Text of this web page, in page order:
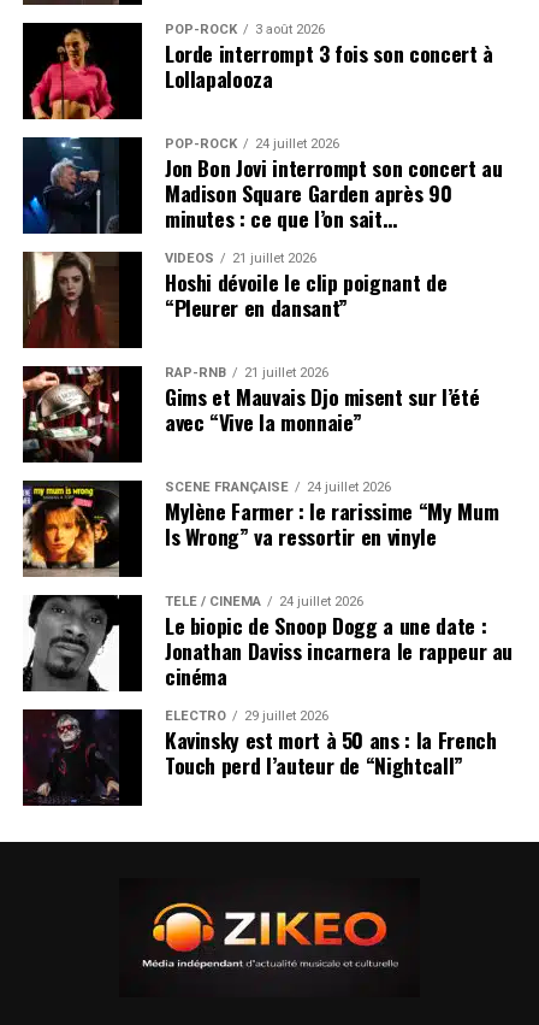
POP-ROCK 3 août 2026
Lorde interrompt 3 fois son concert à
Lollapalooza
POP-ROCK 24 juillet 2026
Jon Bon Jovi interrompt son concert au
Madison Square Garden après 90
minutes : ce que l’on sait…
VIDEOS 21 juillet 2026
Hoshi dévoile le clip poignant de
“Pleurer en dansant”
RAP-RNB 21 juillet 2026
Gims et Mauvais Djo misent sur l’été
avec “Vive la monnaie”
SCÈNE FRANÇAISE 24 juillet 2026
Mylène Farmer : le rarissime “My Mum
Is Wrong” va ressortir en vinyle
TÉLÉ / CINÉMA 24 juillet 2026
Le biopic de Snoop Dogg a une date :
Jonathan Daviss incarnera le rappeur au
cinéma
ÉLECTRO 29 juillet 2026
Kavinsky est mort à 50 ans : la French
Touch perd l’auteur de “Nightcall”